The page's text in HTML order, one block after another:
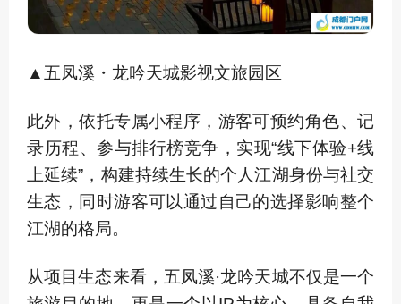
▲五凤溪・龙吟天城影视文旅园区
此外，依托专属小程序，游客可预约角色、记
录历程、参与排行榜竞争，实现“线下体验+线
上延续”，构建持续生长的个人江湖身份与社交
生态，同时游客可以通过自己的选择影响整个
江湖的格局。
从项目生态来看，五凤溪·龙吟天城不仅是一个